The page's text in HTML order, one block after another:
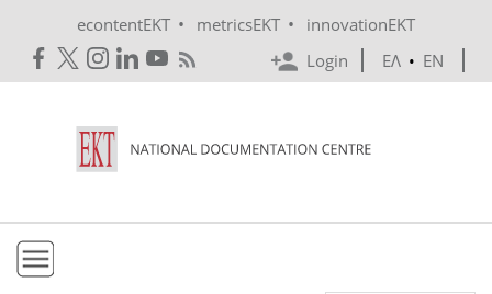
econtentEKT • metricsEKT •
innovationEKT
Login
ΕΛ • EN